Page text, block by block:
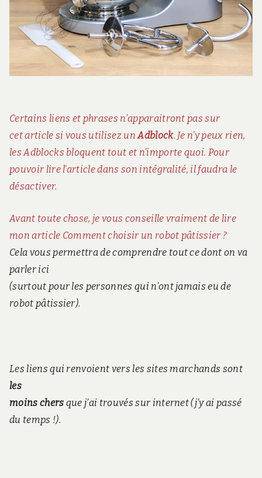
Certains liens et phrases n’apparaitront pas sur
cet article si vous utilisez unAdblock. Je n’y peux rien,
les Adblocks bloquent tout et n’importe quoi. Pour
pouvoir lire l’article dans son intégralité, il faudra le
désactiver.
Avant toute chose, je vous conseille vraiment de lire
mon article Comment choisir un robot pâtissier ?
Cela vous permettra de comprendre tout ce dont on va
parler ici
(surtout pour les personnes qui n’ont jamais eu de
robot pâtissier).
Les liens qui renvoient vers les sites marchands sont
les
moins chers que j’ai trouvés sur internet (j’y ai passé
du temps !).